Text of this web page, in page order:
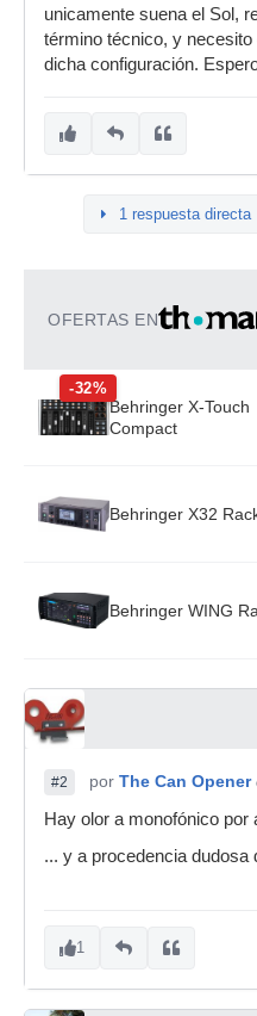
unicamente suena el Sol,
término técnico, y
dicha configuración.
1 respuesta directa
OFERTAS EN
-32%
Behringer X-Touch
Compact
Behringer X32
Behringer WING
#2 por The Can Opener
Hay olor a monofónico por
... y a procedencia dudosa
1